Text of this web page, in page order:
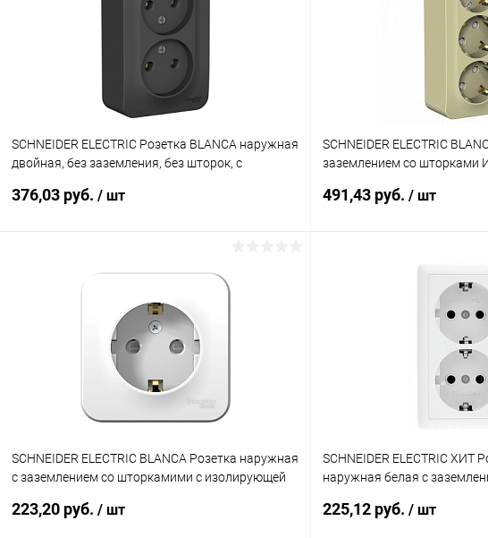
SCHNEIDER ELECTRIC Розетка BLANCA наружная
двойная, без заземления, без шторок, с
(BLNRA000216)
376,03 руб. / шт
В корзину
К сравнению
В наличии
SCHNEIDER ELECTRIC
заземлением со шторками
491,43 руб. / шт
В
SCHNEIDER ELECTRIC BLANCA Розетка наружная
с заземлением со шторкамими с изолирующей
223,20 руб. / шт
SCHNEIDER ELECTRIC ХИТ
наружная белая с
225,12 руб. / шт